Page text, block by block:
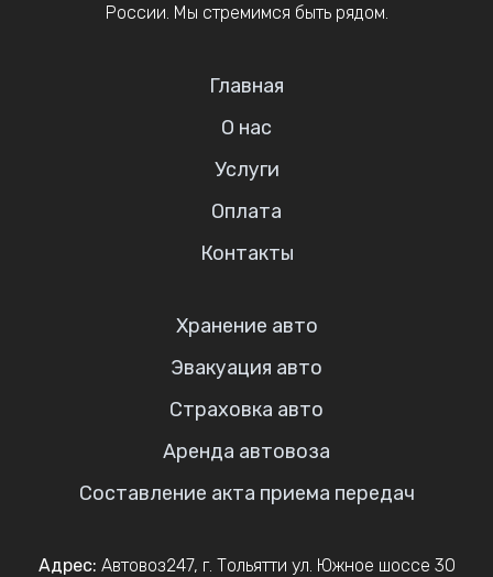
России. Мы стремимся быть рядом.
Главная
О нас
Услуги
Оплата
Контакты
Хранение авто
Эвакуация авто
Страховка авто
Аренда автовоза
Составление акта приема передач
Адрес: Автовоз247, г. Тольятти ул. Южное шоссе 30